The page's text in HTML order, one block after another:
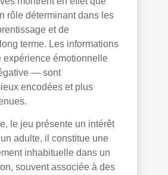
rôle déterminant dans les
et de
terme. Les informations
expérience émotionnelle
— sont
encodées et plus
le jeu présente un intérêt
adulte, il constitue une
inhabituelle dans un
souvent associée à des